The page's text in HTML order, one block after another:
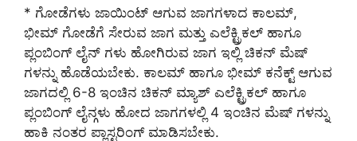
* ಗೋಡೆಗಳು ಜಾಯಿಂಟ್ ಆಗುವ ಜಾಗಗಳಾದ ಕಾಲಮ್,
ಭೀಮ್ ಗೋಡೆಗೆ ಸೇರುವ ಜಾಗ ಮತ್ತು ಎಲೆಕ್ಟ್ರಿಕಲ್ ಹಾಗೂ
ಪ್ಲಂಬಿಂಗ್ ಲೈನ್ ಗಳು ಹೋಗಿರುವ ಜಾಗ ಇಲ್ಲಿ ಚಿಕನ್ ಮೆಷ್
ಗಳನ್ನು ಹೊಡೆಯಬೇಕು. ಕಾಲಮ್ ಹಾಗೂ ಭೀಮ್ ಕನೆಕ್ಟ್ ಆಗುವ
ಜಾಗದಲ್ಲಿ 6-8 ಇಂಚಿನ ಚಿಕನ್ ಮ್ಯಾಶ್ ಎಲೆಕ್ಟ್ರಿಕಲ್ ಹಾಗೂ
ಪ್ಲಂಬಿಂಗ್ ಲೈನ್ಗಳು ಹೋದ ಜಾಗಗಳಲ್ಲಿ 4 ಇಂಚಿನ ಮೆಷ್ ಗಳನ್ನು
ಹಾಕಿ ನಂತರ ಪ್ಲಾಸ್ಟರಿಂಗ್ ಮಾಡಿಸಬೇಕು.